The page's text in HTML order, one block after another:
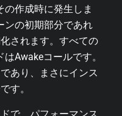
の作成時に発生しま
ンの初期部分であれ
されます。すべての
はAwakeコールです。
あり、まさにインス
す。
で、パフォーマンス